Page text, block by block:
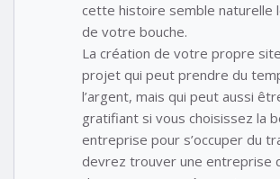
cette histoire semble naturelle
de votre bouche.
La création de votre propre
projet qui peut prendre du
l’argent, mais qui peut aussi
gratifiant si vous choisissez la
entreprise pour s’occuper du
devrez trouver une entreprise